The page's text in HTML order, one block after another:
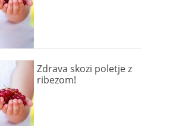
Zdrava skozi poletje z
ribezom!